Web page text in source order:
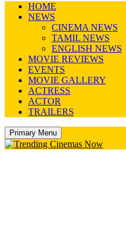
HOME
NEWS
CINEMA NEWS
TAMIL NEWS
ENGLISH NEWS
MOVIE REVIEWS
EVENTS
MOVIE GALLERY
ACTRESS
ACTOR
TRAILERS
Primary Menu